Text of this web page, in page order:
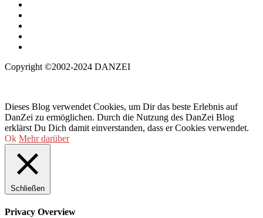
Copyright ©2002-2024 DANZEI
Dieses Blog verwendet Cookies, um Dir das beste Erlebnis auf
DanZei zu ermöglichen. Durch die Nutzung des DanZei Blog
erklärst Du Dich damit einverstanden, dass er Cookies verwendet.
Ok Mehr darüber
Schließen
Privacy Overview